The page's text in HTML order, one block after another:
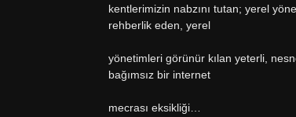
kentlerimizin nabzını tutan; yerel
rehberlik eden, yerel
yönetimleri görünür kılan yeterli,
bağımsız bir internet
mecrası eksikliği…